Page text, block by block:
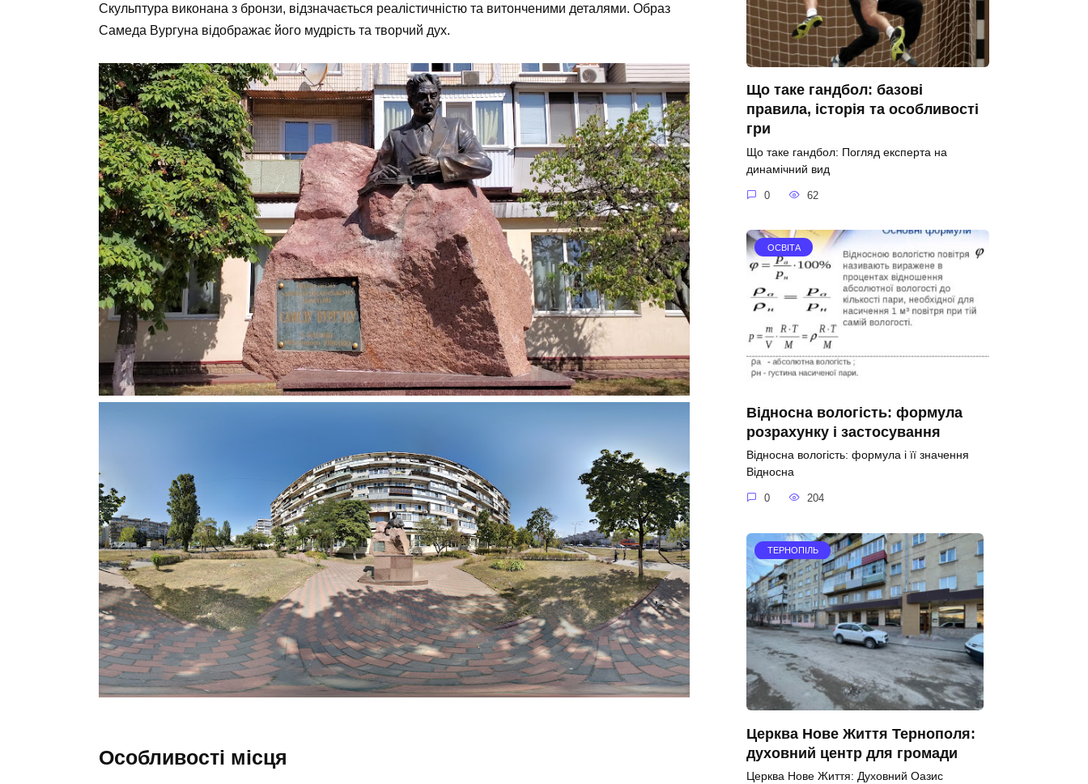
Скульптура виконана з бронзи, відзначається реалістичністю та витонченими деталями. Образ
Самеда Вургуна відображає його мудрість та творчий дух.
Особливості місця
Що таке гандбол: базові
правила, історія та особливості
гри
Що таке гандбол: Погляд експерта на
динамічний вид
0 62
ОСВІТА
Відносна вологість: формула
розрахунку і застосування
Відносна вологість: формула і її значення
Відносна
0 204
ТЕРНОПІЛЬ
Церква Нове Життя Тернополя:
духовний центр для громади
Церква Нове Життя: Духовний Оазис